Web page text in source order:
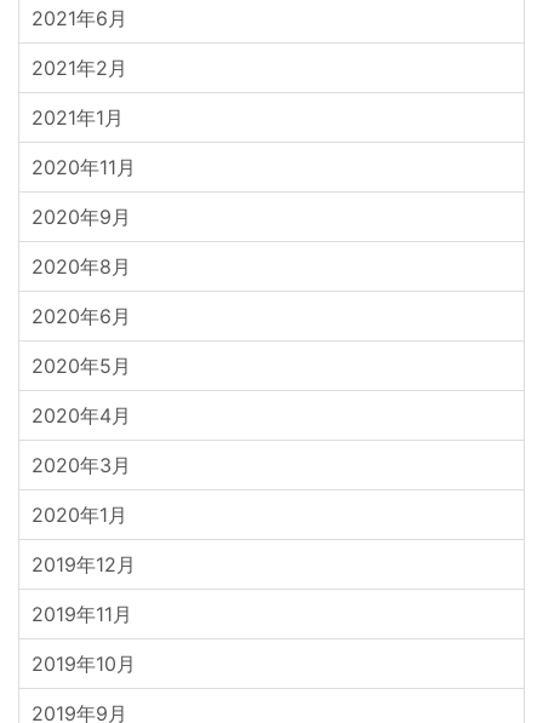
2021年6月
2021年2月
2021年1月
2020年11月
2020年9月
2020年8月
2020年6月
2020年5月
2020年4月
2020年3月
2020年1月
2019年12月
2019年11月
2019年10月
2019年9月